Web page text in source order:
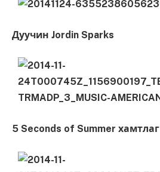
Дуучин Jordin Sparks
5 Seconds of Summer хамтлаг